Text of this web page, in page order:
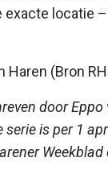
locatie
(Bron
door
serie is per 1